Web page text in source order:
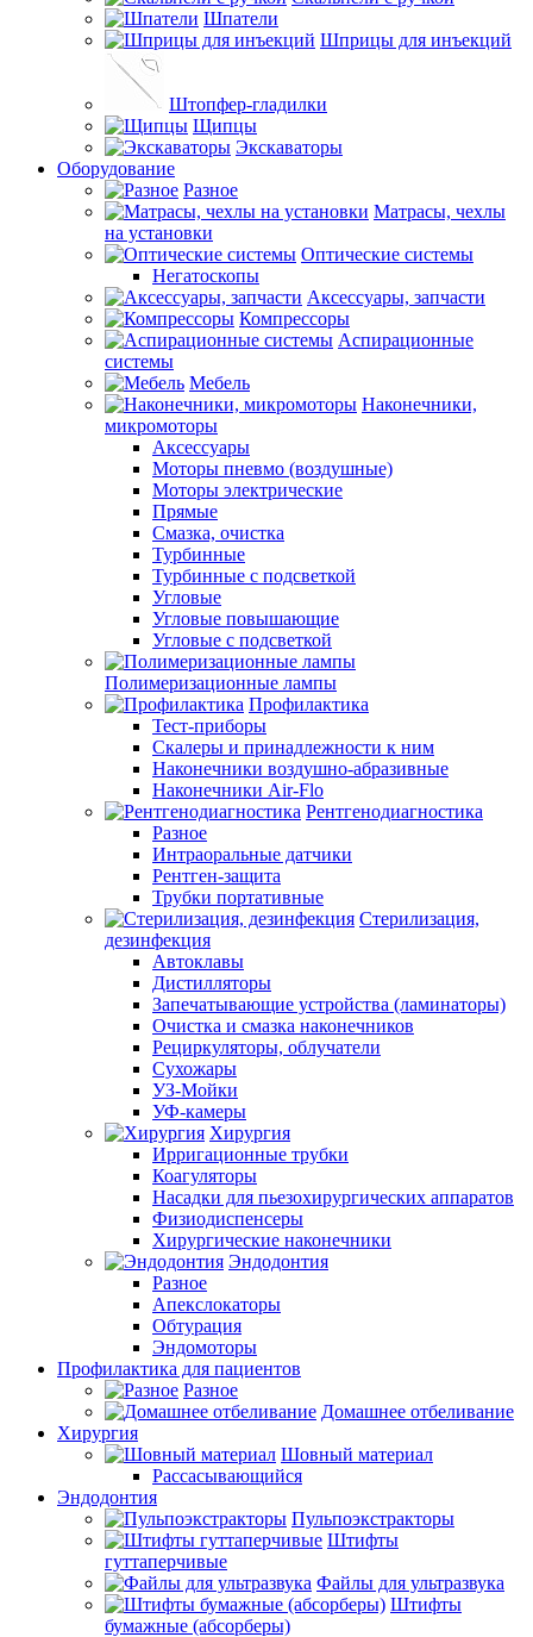
Шпатели
Шприцы для инъекций
Штопфер-гладилки
Щипцы
Экскаваторы
Оборудование
Разное
Матрасы, чехлы
на установки
Оптические системы
Негатоскопы
Аксессуары, запчасти
Компрессоры
Аспирационные
системы
Мебель
Наконечники,
микромоторы
Аксессуары
Моторы пневмо (воздушные)
Моторы электрические
Прямые
Смазка, очистка
Турбинные
Турбинные с подсветкой
Угловые
Угловые повышающие
Угловые с подсветкой
Полимеризационные лампы
Профилактика
Тест-приборы
Скалеры и принадлежности к ним
Наконечники воздушно-абразивные
Наконечники Air-Flo
Рентгенодиагностика
Разное
Интраоральные датчики
Рентген-защита
Трубки портативные
Стерилизация,
дезинфекция
Автоклавы
Дистилляторы
Запечатывающие устройства (ламинаторы)
Очистка и смазка наконечников
Рециркуляторы, облучатели
Сухожары
УЗ-Мойки
УФ-камеры
Хирургия
Ирригационные трубки
Коагуляторы
Насадки для пьезохирургических аппаратов
Физиодиспенсеры
Хирургические наконечники
Эндодонтия
Разное
Апекслокаторы
Обтурация
Эндомоторы
Профилактика для пациентов
Разное
Домашнее отбеливание
Хирургия
Шовный материал
Рассасывающийся
Эндодонтия
Пульпоэкстракторы
Штифты
гуттаперчивые
Файлы для ультразвука
Штифты
бумажные (абсорберы)